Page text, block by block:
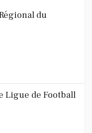
du
Ligue de Football